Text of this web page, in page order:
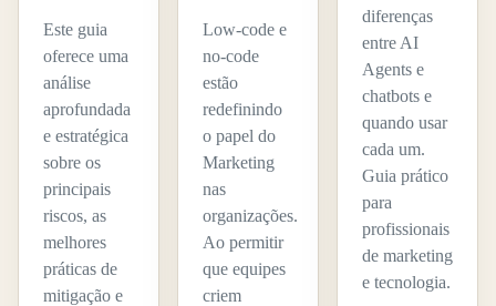
Este guia
oferece uma
análise
aprofundada
e estratégica
sobre os
principais
riscos, as
melhores
práticas de
mitigação e
Low-code e
no-code
estão
redefinindo
o papel do
Marketing
nas
organizações.
Ao permitir
que equipes
criem
diferenças
entre AI
Agents e
chatbots e
quando usar
cada um.
Guia prático
para
profissionais
de marketing
e tecnologia.